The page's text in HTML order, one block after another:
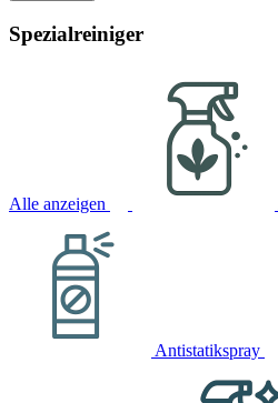
Spezialreiniger
Alle anzeigen
Antistatikspray